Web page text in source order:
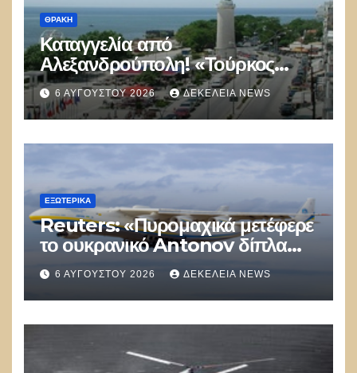
ΘΡΆΚΗ
Καταγγελία από
Αλεξανδρούπολη! «Τούρκος
αστυνομικός επέδειξε ταυτότητα
και έκανε υποδείξεις σε Έλληνα
πολίτη»
6 ΑΥΓΟΎΣΤΟΥ 2026 ΔΕΚΈΛΕΙΑ NEWS
ΕΞΩΤΕΡΙΚΑ
Reuters: «Πυρομαχικά μετέφερε
το ουκρανικό Antonov δίπλα
στο οποίο βρέθηκε το drone στη
Λειψία»
6 ΑΥΓΟΎΣΤΟΥ 2026 ΔΕΚΈΛΕΙΑ NEWS